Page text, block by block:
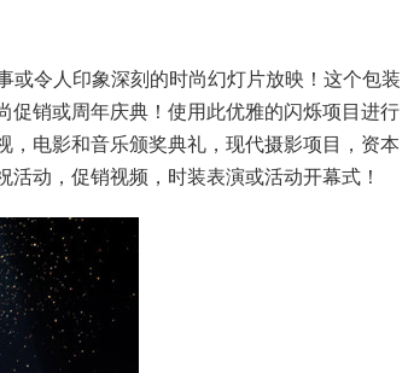
令人印象深刻的时尚幻灯片放映！这个包装
促销或周年庆典！使用此优雅的闪烁项目进行
电影和音乐颁奖典礼，现代摄影项目，资本
动，促销视频，时装表演或活动开幕式！